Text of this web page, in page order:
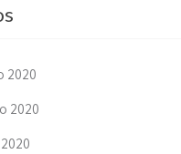
2020
2020